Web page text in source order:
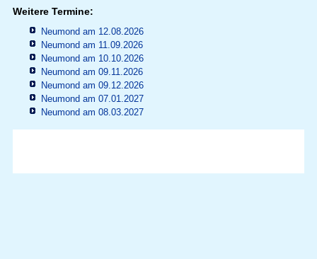
Weitere Termine:
Neumond am 12.08.2026
Neumond am 11.09.2026
Neumond am 10.10.2026
Neumond am 09.11.2026
Neumond am 09.12.2026
Neumond am 07.01.2027
Neumond am 08.03.2027